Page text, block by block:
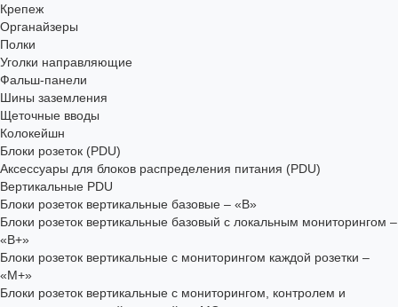
Крепеж
Органайзеры
Полки
Уголки направляющие
Фальш-панели
Шины заземления
Щеточные вводы
Колокейшн
Блоки розеток (PDU)
Аксессуары для блоков распределения питания (PDU)
Вертикальные PDU
Блоки розеток вертикальные базовые – «В»
Блоки розеток вертикальные базовый с локальным мониторингом –
«В+»
Блоки розеток вертикальные с мониторингом каждой розетки –
«М+»
Блоки розеток вертикальные с мониторингом, контролем и